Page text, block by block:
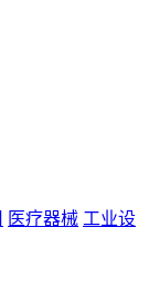
医疗器械 工业设